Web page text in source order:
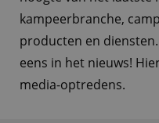
CONTACT
kampeerbranche,
producten en
eens in het nieuws!
media-optredens.